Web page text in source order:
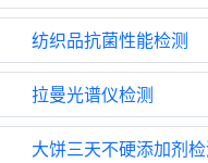
纺织品抗菌性能检测
拉曼光谱仪检测
大饼三天不硬添加剂